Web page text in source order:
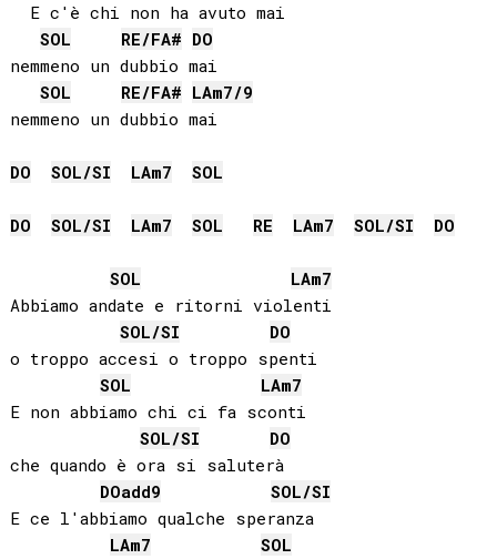
  E c'è chi non ha avuto mai
SOL
RE/FA# DO
nemmeno un dubbio mai
SOL
RE/FA# LAm7/9
nemmeno un dubbio mai
DO SOL/SI LAm7 SOL
DO SOL/SI LAm7 SOL RE LAm7 SOL/SI DO
SOL LAm7
Abbiamo andate e ritorni violenti
SOL/SI
DO
o troppo accesi o troppo spenti
SOL
LAm7
E non abbiamo chi ci fa sconti
SOL/SI
DO
che quando è ora si saluterà
DOadd9 SOL/SI
E ce l'abbiamo qualche speranza
LAm7
SOL